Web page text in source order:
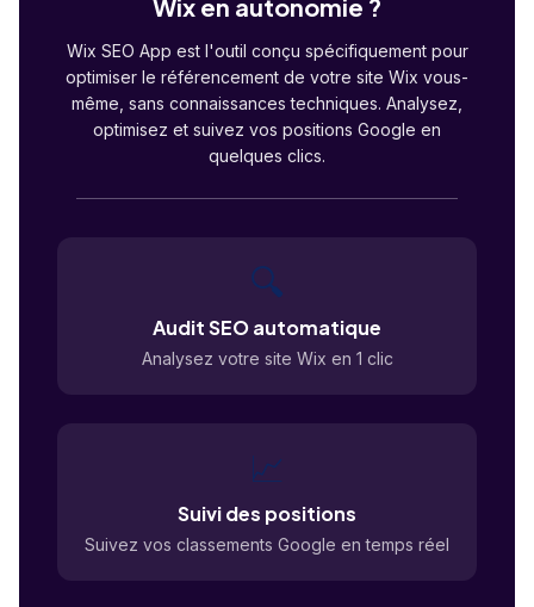
Wix en autonomie ?
Wix SEO App est l'outil conçu spécifiquement pour
optimiser le référencement de votre site Wix vous-
même, sans connaissances techniques. Analysez,
optimisez et suivez vos positions Google en
quelques clics.
🔍
Audit SEO automatique
Analysez votre site Wix en 1 clic
📈
Suivi des positions
Suivez vos classements Google en temps réel